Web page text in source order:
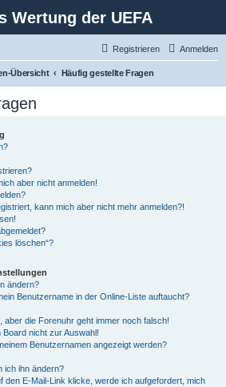
Wertung der UEFA
Anmelden
Registrieren
Übersicht Häufig gestellte Fragen
aber nicht anmelden!
kann mich aber nicht mehr anmelden?!
löschen“?
ändern?
Benutzername in der Online-Liste auftaucht?
aber die Forenuhr geht immer noch falsch!
nicht zur Auswahl!
Benutzernamen angezeigt werden?
ich ihn ändern?
den E-Mail-Link klicke, werde ich aufgefordert, mich